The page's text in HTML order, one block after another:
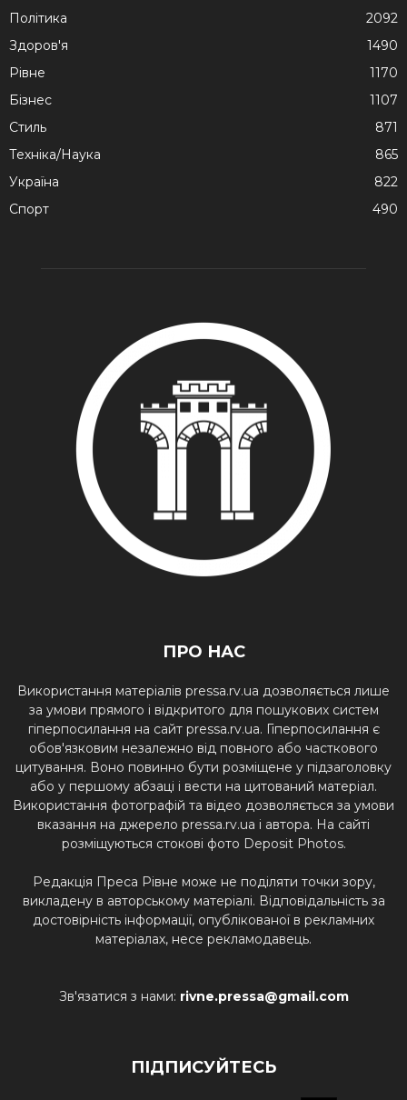
Політика
2092
Здоров'я
1490
Рівне
1170
Бізнес
1107
Стиль
871
Техніка/Наука
865
Україна
822
Спорт
490
ПРО НАС
Використання матеріалів pressa.rv.ua дозволяється лише
за умови прямого і відкритого для пошукових систем
гіперпосилання на сайт pressa.rv.ua. Гіперпосилання є
обов'язковим незалежно від повного або часткового
цитування. Воно повинно бути розміщене у підзаголовку
або у першому абзаці і вести на цитований матеріал.
Використання фотографій та відео дозволяється за умови
вказання на джерело pressa.rv.ua і автора. На сайті
розміщуються стокові фото Deposit Photos.
Редакція Преса Рівне може не поділяти точки зору,
викладену в авторському матеріалі. Відповідальність за
достовірність інформації, опублікованої в рекламних
матеріалах, несе рекламодавець.
Зв'язатися з нами: rivne.pressa@gmail.com
ПІДПИСУЙТЕСЬ